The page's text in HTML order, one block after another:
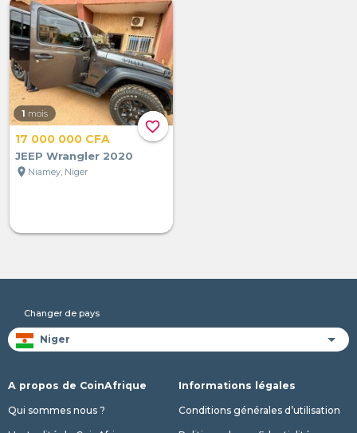
favorite_border
1 mois
17 000 000 CFA
JEEP Wrangler 2020
location_on Niamey, Niger
Changer de pays
A propos de CoinAfrique
Qui sommes nous ?
Informations légales
Conditions générales d’utilisation